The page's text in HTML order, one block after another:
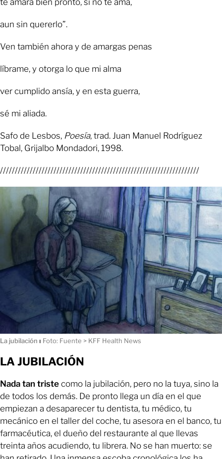
aun sin quererlo”.
Ven también ahora y de amargas penas
líbrame, y otorga lo que mi alma
ver cumplido ansía, y en esta guerra,
sé mi aliada.
Safo de Lesbos, Poesía, trad. Juan Manuel Rodríguez
Tobal, Grijalbo Mondadori, 1998.
///////////////////////////////////////////////////////////////////
La jubilación ı Foto: Fuente > KFF Health News
LA JUBILACIÓN
Nada tan triste como la jubilación, pero no la tuya, sino la
de todos los demás. De pronto llega un día en el que
empiezan a desaparecer tu dentista, tu médico, tu
mecánico en el taller del coche, tu asesora en el banco, tu
farmacéutica, el dueño del restaurante al que llevas
treinta años acudiendo, tu librera. No se han muerto: se